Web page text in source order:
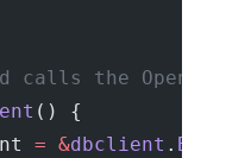
calls the
() {
= &dbclient .